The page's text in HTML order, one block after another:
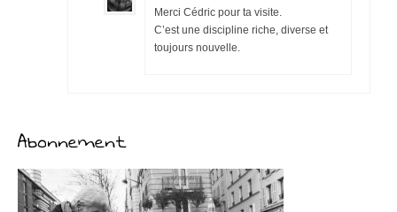
Merci Cédric pour ta visite.
C’est une discipline riche, diverse et
toujours nouvelle.
Abonnement